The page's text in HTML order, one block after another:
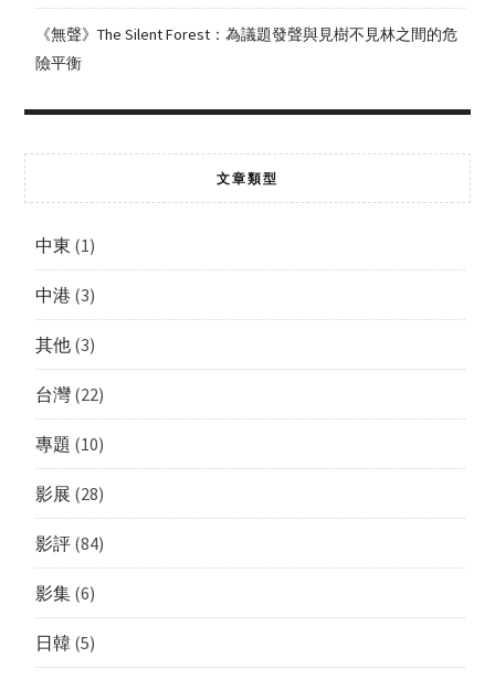
《無聲》The Silent Forest：為議題發聲與見樹不見林之間的危
險平衡
文章類型
中東 (1)
中港 (3)
其他(3)
台灣(22)
專題 (10)
影展 (28)
影評(84)
影集(6)
日韓(5)